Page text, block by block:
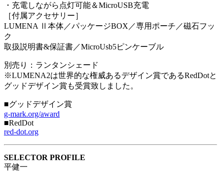
・充電しながら点灯可能＆MicroUSB充電
［付属アクセサリー］
LUMENA Ⅱ本体／パッケージBOX／専用ポーチ／磁石フッ
ク
取扱説明書&保証書／MicroUsb5ピンケーブル
別売り：ランタンシェード
※LUMENA2は世界的な権威あるデザイン賞であるRedDotと
グッドデザイン賞も受賞致しました。
■グッドデザイン賞
g-mark.org/award
■RedDot
red-dot.org
SELECTOR PROFILE
平健一